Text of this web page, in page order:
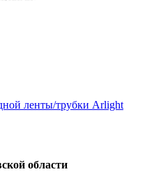
ленты/трубки Arlight
области